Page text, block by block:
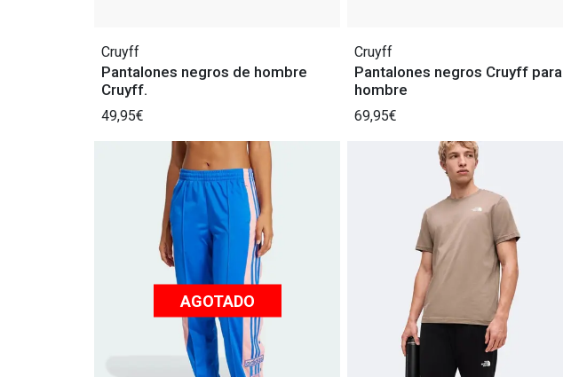
Cruyff
Pantalones negros de hombre
Cruyff.
49,95€
Cruyff
Pantalones negros Cruyff para
hombre
69,95€
AGOTADO